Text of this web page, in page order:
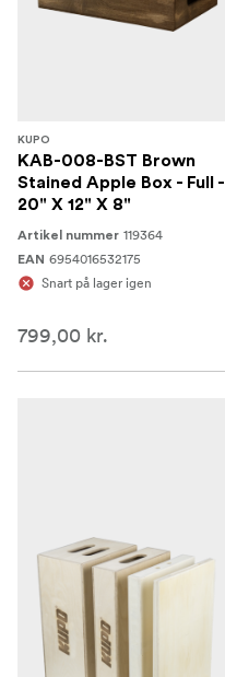
KUPO
KAB-008-BST Brown
Stained Apple Box - Full -
20" X 12" X 8"
Artikel nummer 119364
EAN 6954016532175
Snart på lager igen
799,00 kr.